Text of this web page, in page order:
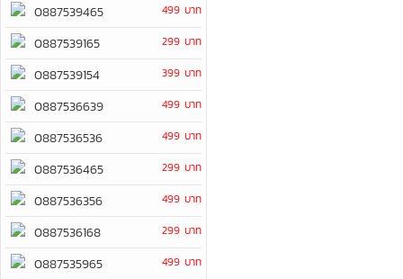
0887539465 499 บาท
0887539165 299 บาท
0887539154 399 บาท
0887536639 499 บาท
0887536536 499 บาท
0887536465 299 บาท
0887536356 499 บาท
0887536168 299 บาท
0887535965 499 บาท